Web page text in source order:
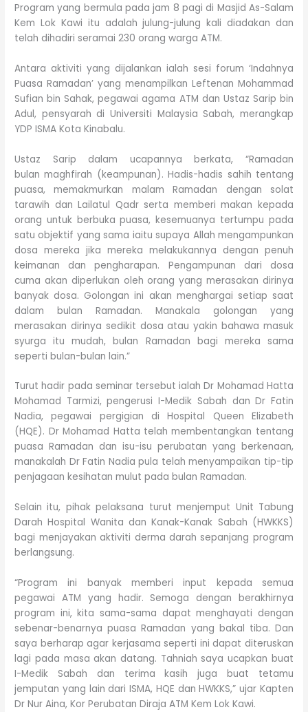
Program yang bermula pada jam 8 pagi di Masjid As-Salam
Kem Lok Kawi itu adalah julung-julung kali diadakan dan
telah dihadiri seramai 230 orang warga ATM.
Antara aktiviti yang dijalankan ialah sesi forum ‘Indahnya
Puasa Ramadan’ yang menampilkan Leftenan Mohammad
Sufian bin Sahak, pegawai agama ATM dan Ustaz Sarip bin
Adul, pensyarah di Universiti Malaysia Sabah, merangkap
YDP ISMA Kota Kinabalu.
Ustaz Sarip dalam ucapannya berkata, “Ramadan
bulan maghfirah (keampunan). Hadis-hadis sahih tentang
puasa, memakmurkan malam Ramadan dengan solat
tarawih dan Lailatul Qadr serta memberi makan kepada
orang untuk berbuka puasa, kesemuanya tertumpu pada
satu objektif yang sama iaitu supaya Allah mengampunkan
dosa mereka jika mereka melakukannya dengan penuh
keimanan dan pengharapan. Pengampunan dari dosa
cuma akan diperlukan oleh orang yang merasakan dirinya
banyak dosa. Golongan ini akan menghargai setiap saat
dalam bulan Ramadan. Manakala golongan yang
merasakan dirinya sedikit dosa atau yakin bahawa masuk
syurga itu mudah, bulan Ramadan bagi mereka sama
seperti bulan-bulan lain.”
Turut hadir pada seminar tersebut ialah Dr Mohamad Hatta
Mohamad Tarmizi, pengerusi I-Medik Sabah dan Dr Fatin
Nadia, pegawai pergigian di Hospital Queen Elizabeth
(HQE). Dr Mohamad Hatta telah membentangkan tentang
puasa Ramadan dan isu-isu perubatan yang berkenaan,
manakalah Dr Fatin Nadia pula telah menyampaikan tip-tip
penjagaan kesihatan mulut pada bulan Ramadan.
Selain itu, pihak pelaksana turut menjemput Unit Tabung
Darah Hospital Wanita dan Kanak-Kanak Sabah (HWKKS)
bagi menjayakan aktiviti derma darah sepanjang program
berlangsung.
“Program ini banyak memberi input kepada semua
pegawai ATM yang hadir. Semoga dengan berakhirnya
program ini, kita sama-sama dapat menghayati dengan
sebenar-benarnya puasa Ramadan yang bakal tiba. Dan
saya berharap agar kerjasama seperti ini dapat diteruskan
lagi pada masa akan datang. Tahniah saya ucapkan buat
I-Medik Sabah dan terima kasih juga buat tetamu
jemputan yang lain dari ISMA, HQE dan HWKKS,” ujar Kapten
Dr Nur Aina, Kor Perubatan Diraja ATM Kem Lok Kawi.